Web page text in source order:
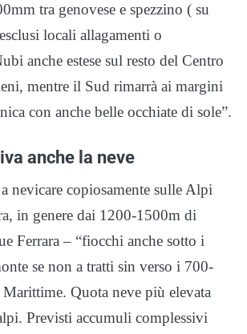
tra genovese e spezzino ( su
locali allagamenti o
anche estese sul resto del Centro
mentre il Sud rimarrà ai margini
con anche belle occhiate di sole”.
anche la neve
nevicare copiosamente sulle Alpi
in genere dai 1200-1500m di
Ferrara – “fiocchi anche sotto i
se non a tratti sin verso i 700-
Quota neve più elevata
Previsti accumuli complessivi